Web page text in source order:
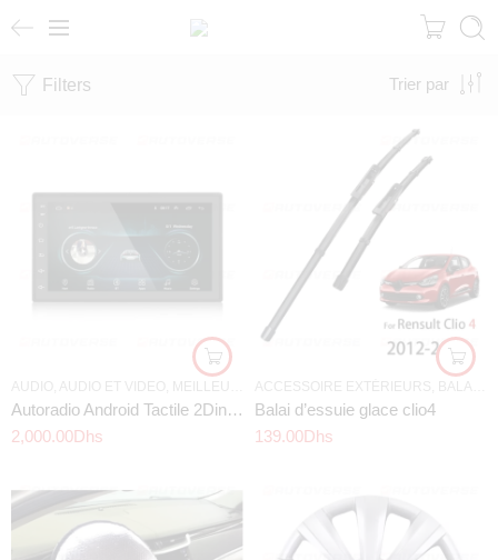
Filters Trier par
AUDIO AUDIO ET VIDEO MEILLEURS OFFRES
Autoradio Android Tactile 2Din 7 Pouces
2,000.00Dhs
ACCESSOIRE EXTÉRIEURS BALAI ESSUIE GLACE VOITURE
Balai d’essuie glace clio4
139.00Dhs